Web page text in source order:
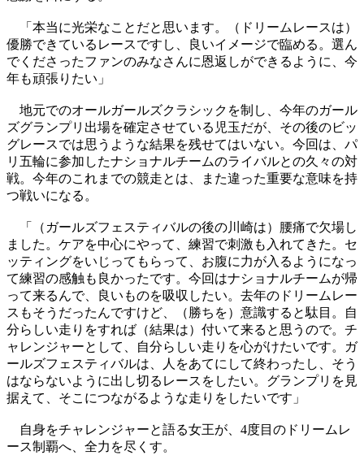
「本当に光栄なことだと思います。（ドリームレースは）
優勝できているレースですし、良いイメージで臨める。選ん
でくださったファンのみなさんに恩返しができるように、今
年も頑張りたい」
地元でのオールガールズクラシックを制し、今年のガール
ズグランプリ出場を確定させている児玉だが、その後のビッ
グレースでは思うような結果を残せてはいない。今回は、パ
リ五輪に参加したナショナルチームのライバルとの久々の対
戦。今年のこれまでの競走とは、また違った重要な意味を持
つ戦いになる。
「（ガールズフェスティバルの後の川崎は）腰痛で欠場し
ました。ケアを中心にやって、練習で刺激も入れてきた。セ
ッティングをいじってもらって、お腹に力が入るようになっ
て練習の感触も良かったです。今回はナショナルチームが帰
って来るんで、良いものを吸収したい。去年のドリームレー
スもそうだったんですけど、（勝ちを）意識すると駄目。自
分らしい走りをすれば（結果は）付いて来ると思うので。チ
ャレンジャーとして、自分らしい走りを心がけたいです。ガ
ールズフェスティバルは、人をあてにして終わったし、そう
はならないように出し切るレースをしたい。グランプリを見
据えて、そこにつながるような走りをしたいです」
自身をチャレンジャーと語る女王が、4度目のドリームレ
ース制覇へ、全力を尽くす。